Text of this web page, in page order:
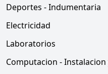
Deportes - Indumentaria
Electricidad
Laboratorios
Computacion - Instalacion